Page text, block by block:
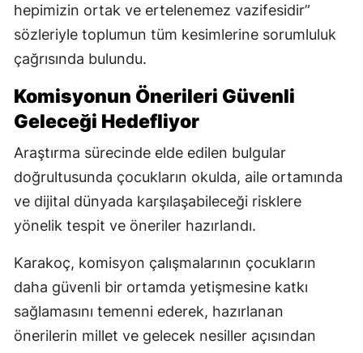
hepimizin ortak ve ertelenemez vazifesidir”
sözleriyle toplumun tüm kesimlerine sorumluluk
çağrısında bulundu.
Komisyonun Önerileri Güvenli
Geleceği Hedefliyor
Araştırma sürecinde elde edilen bulgular
doğrultusunda çocukların okulda, aile ortamında
ve dijital dünyada karşılaşabileceği risklere
yönelik tespit ve öneriler hazırlandı.
Karakoç, komisyon çalışmalarının çocukların
daha güvenli bir ortamda yetişmesine katkı
sağlamasını temenni ederek, hazırlanan
önerilerin millet ve gelecek nesiller açısından